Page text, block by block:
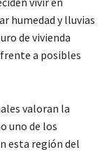
humedad y lluvias
de vivienda
a posibles
valoran la
uno de los
esta región del